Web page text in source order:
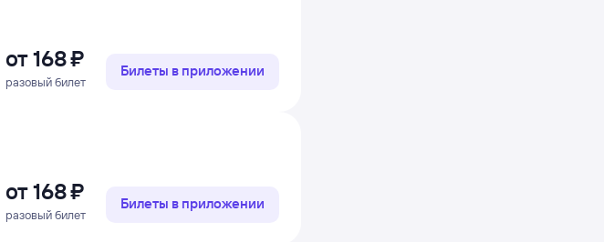
от168 ⁠₽
разовый билет
Билеты в приложении
от168 ⁠₽
разовый билет
Билеты в приложении